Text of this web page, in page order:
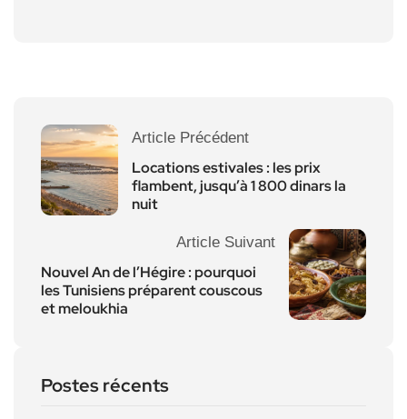
Article Précédent
Locations estivales : les prix
flambent, jusqu’à 1 800 dinars la
nuit
Article Suivant
Nouvel An de l’Hégire : pourquoi
les Tunisiens préparent couscous
et meloukhia
Postes récents